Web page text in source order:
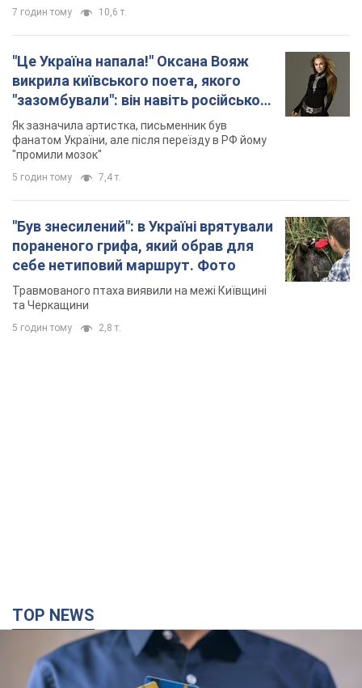
7 годин тому 10,6 т.
"Це Україна напала!" Оксана Вояж
викрила київського поета, якого
"зазомбували": він навіть російської
не знав, а тепер хоче геноциду
українців
Як зазначила артистка, письменник був
фанатом України, але після переїзду в РФ йому
"промили мозок"
5 годин тому 7,4 т.
"Був знесилений": в Україні врятували
пораненого грифа, який обрав для
себе нетиповий маршрут. Фото
Травмованого птаха виявили на межі Київщині
та Черкащини
5 годин тому 2,8 т.
TOP NEWS